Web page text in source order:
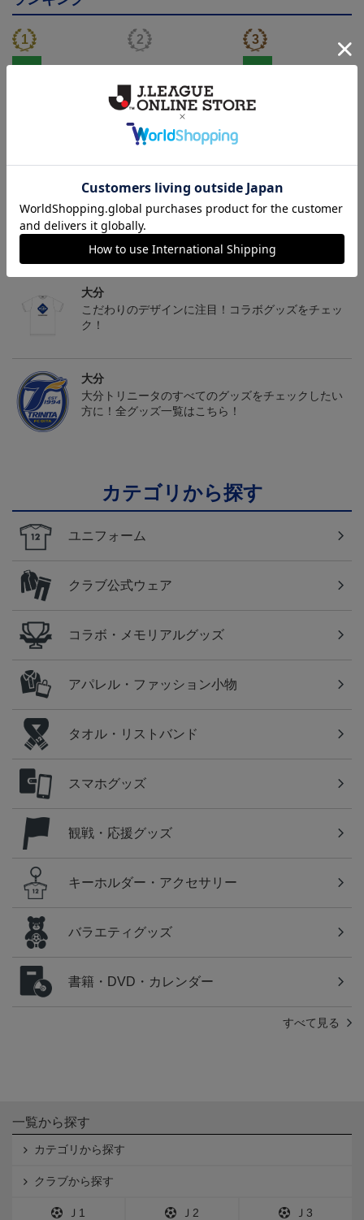
大分トリニータ カメッ
クス タオルマフラー
2,500円
大分トリニータ ピカチ
ュウ タオルマフラー
2,500円
大分トリニータ カメッ
クス キーホルダー
1,100円
大分
こだわりのデザインに注目！コラボグッズをチェッ
ク！
大分
大分トリニータのすべてのグッズをチェックしたい
方に！全グッズ一覧はこちら！
カテゴリから探す
ユニフォーム
クラブ公式ウェア
コラボ・メモリアルグッズ
アパレル・ファッション小物
タオル・リストバンド
スマホグッズ
観戦・応援グッズ
キーホルダー・アクセサリー
バラエティグッズ
書籍・DVD・カレンダー
すべて見る
一覧から探す
カテゴリから探す
クラブから探す
Ｊ1 Ｊ2 Ｊ3